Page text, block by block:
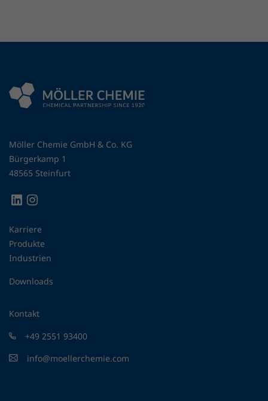
Möller Chemie GmbH & Co. KG
Bürgerkamp 1
48565 Steinfurt
Karriere
Produkte
Industrien
Downloads
Kontakt
+49 2551 93400
info@moellerchemie.com